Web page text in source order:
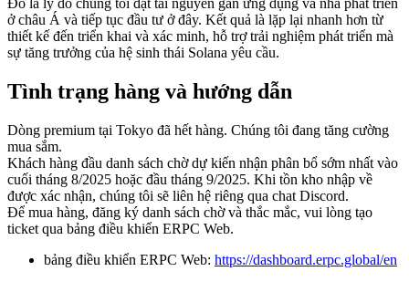
Đó là lý do chúng tôi đặt tài nguyên gần ứng dụng và nhà phát triển
ở châu Á và tiếp tục đầu tư ở đây. Kết quả là lặp lại nhanh hơn từ
thiết kế đến triển khai và xác minh, hỗ trợ trải nghiệm phát triển mà
sự tăng trưởng của hệ sinh thái Solana yêu cầu.
Tình trạng hàng và hướng dẫn
Dòng premium tại Tokyo đã hết hàng. Chúng tôi đang tăng cường
mua sắm.
Khách hàng đầu danh sách chờ dự kiến nhận phân bổ sớm nhất vào
cuối tháng 8/2025 hoặc đầu tháng 9/2025. Khi tồn kho nhập về
được xác nhận, chúng tôi sẽ liên hệ riêng qua chat Discord.
Để mua hàng, đăng ký danh sách chờ và thắc mắc, vui lòng tạo
ticket qua bảng điều khiển ERPC Web.
bảng điều khiển ERPC Web: https://dashboard.erpc.global/en